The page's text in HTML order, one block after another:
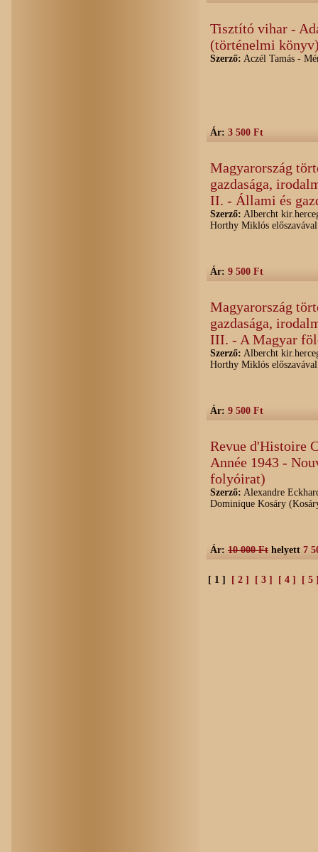
Tisztító vihar -
(történelmi
Szerző: Aczél Tamás -
Ár: 3 500 Ft
Magyarország
gazdasága,
II. - Állami és
Szerző: Albercht
Horthy Miklós előszavával
Ár: 9 500 Ft
Magyarország
gazdasága,
III. - A Magyar
Szerző: Albercht
Horthy Miklós előszavával
Ár: 9 500 Ft
Revue d'Histoire
Année 1943 -
folyóirat)
Szerző: Alexandre
Dominique Kosáry
Ár: 10 000 Ft helyett 7
[ 1 ] [ 2 ] [ 3 ] [ 4 ] [ 5